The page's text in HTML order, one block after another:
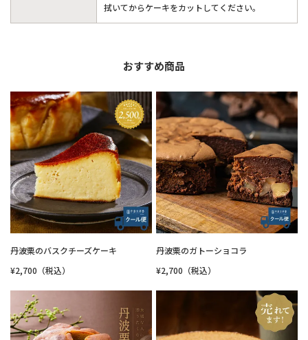
拭いてからケーキをカットしてください。
おすすめ商品
丹波栗のバスクチーズケーキ
¥2,700（税込）
丹波栗のガトーショコラ
¥2,700（税込）